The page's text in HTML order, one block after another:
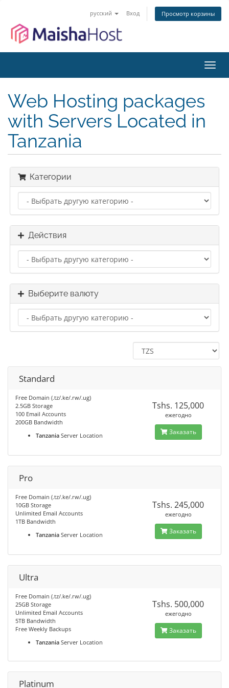
русский Вход Просмотр корзины
Web Hosting packages
with Servers Located in
Tanzania
Категории
Действия
Выберите валюту
Standard
Free Domain (.tz/.ke/.rw/.ug)
2.5GB Storage
100 Email Accounts
200GB Bandwidth
Tanzania Server Location
Tshs. 125,000
ежегодно
Заказать
Pro
Free Domain (.tz/.ke/.rw/.ug)
10GB Storage
Unlimited Email Accounts
1TB Bandwidth
Tanzania Server Location
Tshs. 245,000
ежегодно
Заказать
Ultra
Free Domain (.tz/.ke/.rw/.ug)
25GB Storage
Unlimited Email Accounts
5TB Bandwidth
Free Weekly Backups
Tanzania Server Location
Tshs. 500,000
ежегодно
Заказать
Platinum